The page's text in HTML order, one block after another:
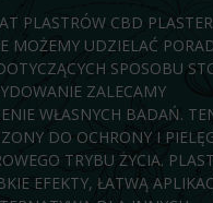
PLASTRÓW CBD
MOŻEMY UDZIELAĆ
SPOSOBU
ZALECAMY
WŁASNYCH BADAŃ.
DO OCHRONY I
TRYBU ŻYCIA.
EFEKTY, ŁATWĄ